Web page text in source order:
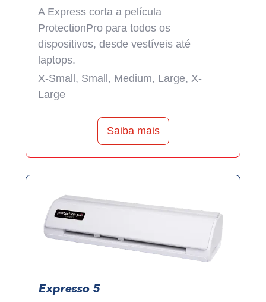
A Express corta a película
ProtectionPro para todos os
dispositivos, desde vestíveis até
laptops.
X-Small, Small, Medium, Large, X-
Large
Saiba mais
Expresso 5